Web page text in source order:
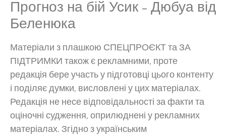
Прогноз на бій Усик – Дюбуа від
Беленюка
Матеріали з плашкою СПЕЦПРОЄКТ та ЗА
ПІДТРИМКИ також є рекламними, проте
редакція бере участь у підготовці цього контенту
і поділяє думки, висловлені у цих матеріалах.
Редакція не несе відповідальності за факти та
оціночні судження, оприлюднені у рекламних
матеріалах. Згідно з українським